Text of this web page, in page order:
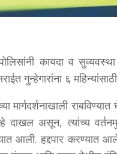
कायदा व
गुन्हेगारांना ६
मार्गदर्शनाखाली
दाखल असून, त्यांच्य
आली. हद्दपार करण्यात